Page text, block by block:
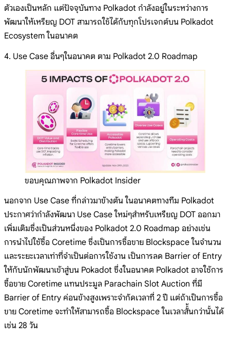
ตัวเองเป็นหลัก แต่ปัจจุบันทาง Polkadot กำลังอยู่ในระหว่างการ
พัฒนาให้เหรียญ DOT สามารถใช้ได้กับทุกโปรเจกต์บน Polkadot
Ecosystem ในอนาคต
4. Use Case อื่นๆในอนาคต ตาม Polkadot 2.0 Roadmap
ขอบคุณภาพจาก Polkadot Insider
นอกจาก Use Case ที่กล่าวมาข้างต้น ในอนาคตทางทีม Polkadot
ประกาศว่ากำลังพัฒนา Use Case ใหม่ๆสำหรับเหรียญ DOT ออกมา
เพิ่มเติมซึ่งเป็นส่วนหนึ่งของ Polkadot 2.0 Roadmap อย่างเช่น
การนำไปใช้ซื้อ Coretime ซึ่งเป็นการซื้อขาย Blockspace ในจำนวน
และระยะเวลาเท่าที่จำเป็นต่อการใช้งาน เป็นการลด Barrier of Entry
ให้กับนักพัฒนาเข้าสู่บน Pokadot ซึ่งในอนาคต Polkadot อาจใช้การ
ซื้อขาย Coretime แทนประมูล Parachain Slot Auction ที่มี
Barrier of Entry ค่อนข้างสูงเพราะจำกัดเวลาที่ 2 ปี แต่ถ้าเป็นการซื้อ
ขาย Coretime จะทำให้สามารถซื้อ Blockspace ในเวลาสั้้นกว่านั้นได้
เช่น 28 วัน